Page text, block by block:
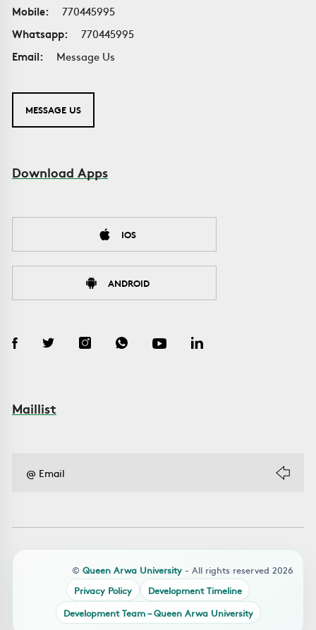
Mobile:
770445995
Whatsapp:
770445995
Email:
Message Us
MESSAGE US
Download Apps
IOS
ANDROID
Maillist
© Queen Arwa University - All rights reserved 2026
Privacy Policy
Development Timeline
Development Team – Queen Arwa University